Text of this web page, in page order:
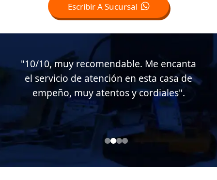
Escribir A Sucursal
"Muy buen servicio al cliente en esta
casa de empeño, muy atentos conmigo.
Soy cliente desde hace casi 15 años".